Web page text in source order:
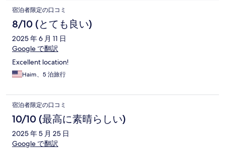
宿泊者限定の口コミ
8/10 (とても良い)
2025 年 6 月 11 日
Google で翻訳
Excellent location!
Haim、5 泊旅行
宿泊者限定の口コミ
10/10 (最高に素晴らしい)
2025 年 5 月 25 日
Google で翻訳